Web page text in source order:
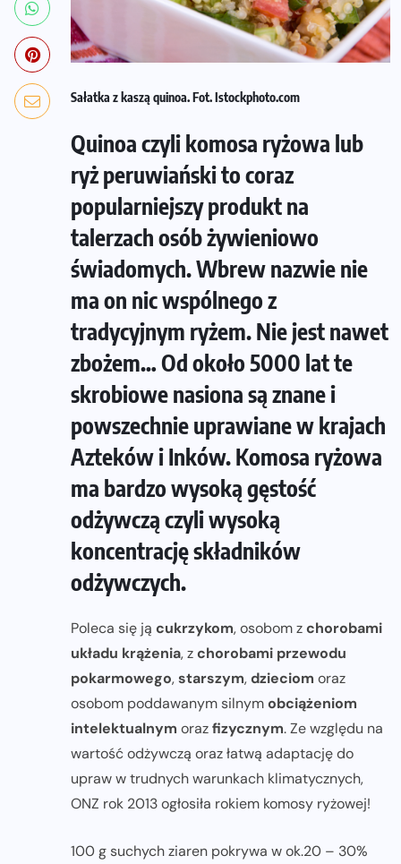
Sałatka z kaszą quinoa. Fot. Istockphoto.com
Quinoa czyli komosa ryżowa lub
ryż peruwiański to coraz
popularniejszy produkt na
talerzach osób żywieniowo
świadomych. Wbrew nazwie nie
ma on nic wspólnego z
tradycyjnym ryżem. Nie jest nawet
zbożem… Od około 5000 lat te
skrobiowe nasiona są znane i
powszechnie uprawiane w krajach
Azteków i Inków. Komosa ryżowa
ma bardzo wysoką gęstość
odżywczą czyli wysoką
koncentrację składników
odżywczych.
Poleca się ją cukrzykom, osobom zchorobami
układu krążenia, zchorobami przewodu
pokarmowego,starszym,dzieciom oraz
osobom poddawanym silnymobciążeniom
intelektualnym orazfizycznym. Ze względu na
wartość odżywczą oraz łatwą adaptację do
upraw w trudnych warunkach klimatycznych,
ONZ rok 2013 ogłosiła rokiem komosy ryżowej!
100 g suchych ziaren pokrywa w ok.20 – 30%